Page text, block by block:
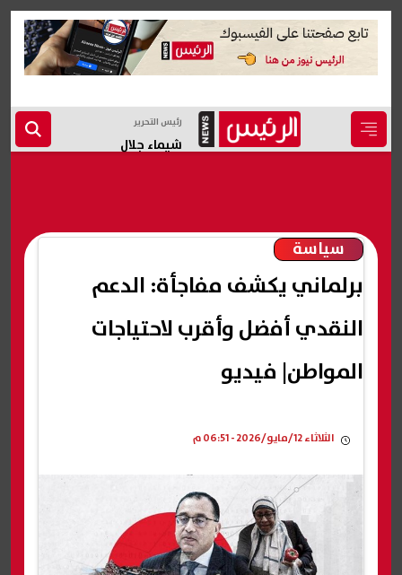
رئيس التحرير
شيماء جلال
سياسة
برلماني يكشف مفاجأة: الدعم
النقدي أفضل وأقرب لاحتياجات
المواطن| فيديو
الثلاثاء 12/مايو/2026 - 06:51 م